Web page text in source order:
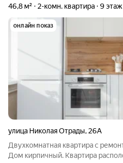
46,8 м² 2-комн. квартира 9 этаж
онлайн показ
улица Николая Отрады, 26А
Двухкомнатная квартира с
Дом кирпичный. Квартира